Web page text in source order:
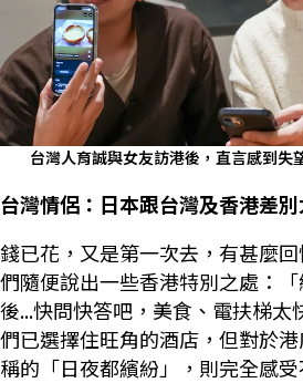
台灣人育誠與女友訪港後，直言感到失
台灣情侶：日本跟台灣及香港差
錢已花，又是第一次去，有甚麼
們隨便說出一些香港特別之處：
後...快問快答吧，美食、電扶梯太
們已選擇住旺角的酒店，但對於
稱的「日夜都繽紛」，則完全感受